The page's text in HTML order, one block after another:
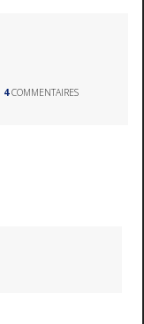
4 COMMENTAIRES